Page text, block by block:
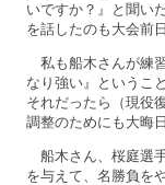
いですか？』と聞い
を話したのも大会前
私も船木さんが練
なり強い』というこ
それだったら（現役
調整のためにも大晦
船木さん、桜庭選
を与えて、名勝負を